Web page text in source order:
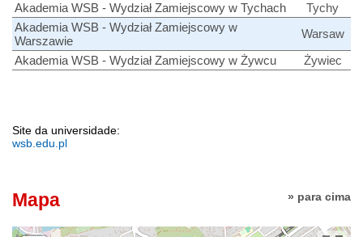
Akademia WSB - Wydział Zamiejscowy w Tychach
Tychy
Akademia WSB - Wydział Zamiejscowy w
Warszawie
Warsaw
Akademia WSB - Wydział Zamiejscowy w Żywcu
Żywiec
Site da universidade:
wsb.edu.pl
» para cima
Mapa